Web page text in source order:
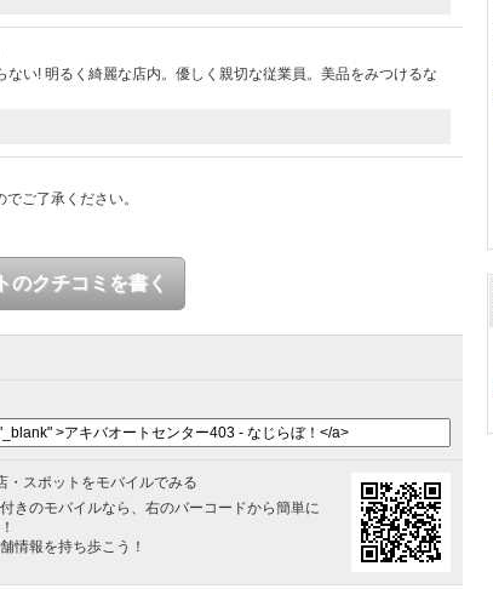
い! 明るく綺麗な店内。優しく親切な従業員。美品をみつけるな
ご了承ください。
のクチコミを書く
・スポットをモバイルでみる
きのモバイルなら、右のバーコードから簡単に
情報を持ち歩こう！